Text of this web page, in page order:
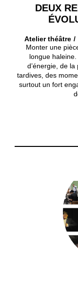
DEUX
Atelier théâtre
Monter une
longue
d’énergie, de
tardives, des
surtout un fort